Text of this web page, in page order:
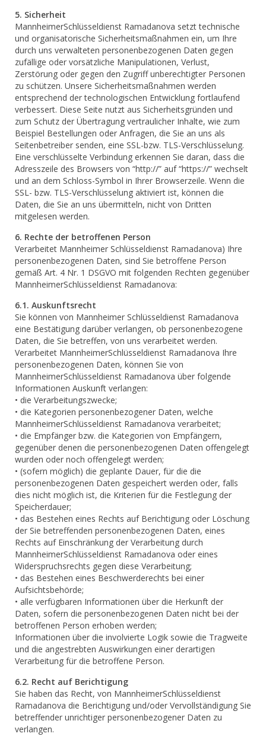
5. Sicherheit
MannheimerSchlüsseldienst Ramadanova setzt technische
und organisatorische Sicherheitsmaßnahmen ein, um Ihre
durch uns verwalteten personenbezogenen Daten gegen
zufällige oder vorsätzliche Manipulationen, Verlust,
Zerstörung oder gegen den Zugriff unberechtigter Personen
zu schützen. Unsere Sicherheitsmaßnahmen werden
entsprechend der technologischen Entwicklung fortlaufend
verbessert. Diese Seite nutzt aus Sicherheitsgründen und
zum Schutz der Übertragung vertraulicher Inhalte, wie zum
Beispiel Bestellungen oder Anfragen, die Sie an uns als
Seitenbetreiber senden, eine SSL-bzw. TLS-Verschlüsselung.
Eine verschlüsselte Verbindung erkennen Sie daran, dass die
Adresszeile des Browsers von “http://” auf “https://” wechselt
und an dem Schloss-Symbol in Ihrer Browserzeile. Wenn die
SSL- bzw. TLS-Verschlüsselung aktiviert ist, können die
Daten, die Sie an uns übermitteln, nicht von Dritten
mitgelesen werden.
6. Rechte der betroffenen Person
Verarbeitet Mannheimer Schlüsseldienst Ramadanova) Ihre
personenbezogenen Daten, sind Sie betroffene Person
gemäß Art. 4 Nr. 1 DSGVO mit folgenden Rechten gegenüber
MannheimerSchlüsseldienst Ramadanova:
6.1. Auskunftsrecht
Sie können von Mannheimer Schlüsseldienst Ramadanova
eine Bestätigung darüber verlangen, ob personenbezogene
Daten, die Sie betreffen, von uns verarbeitet werden.
Verarbeitet MannheimerSchlüsseldienst Ramadanova Ihre
personenbezogenen Daten, können Sie von
MannheimerSchlüsseldienst Ramadanova über folgende
Informationen Auskunft verlangen:
• die Verarbeitungszwecke;
• die Kategorien personenbezogener Daten, welche
MannheimerSchlüsseldienst Ramadanova verarbeitet;
• die Empfänger bzw. die Kategorien von Empfängern,
gegenüber denen die personenbezogenen Daten offengelegt
wurden oder noch offengelegt werden;
• (sofern möglich) die geplante Dauer, für die die
personenbezogenen Daten gespeichert werden oder, falls
dies nicht möglich ist, die Kriterien für die Festlegung der
Speicherdauer;
• das Bestehen eines Rechts auf Berichtigung oder Löschung
der Sie betreffenden personenbezogenen Daten, eines
Rechts auf Einschränkung der Verarbeitung durch
MannheimerSchlüsseldienst Ramadanova oder eines
Widerspruchsrechts gegen diese Verarbeitung;
• das Bestehen eines Beschwerderechts bei einer
Aufsichtsbehörde;
• alle verfügbaren Informationen über die Herkunft der
Daten, sofern die personenbezogenen Daten nicht bei der
betroffenen Person erhoben werden;
Informationen über die involvierte Logik sowie die Tragweite
und die angestrebten Auswirkungen einer derartigen
Verarbeitung für die betroffene Person.
6.2. Recht auf Berichtigung
Sie haben das Recht, von MannheimerSchlüsseldienst
Ramadanova die Berichtigung und/oder Vervollständigung Sie
betreffender unrichtiger personenbezogener Daten zu
verlangen.